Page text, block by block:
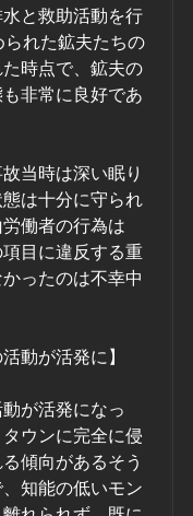
と救助活動を行
れた鉱夫たちの
時点で、鉱夫の
非常に良好であ
当時は深い眠り
は十分に守られ
働者の行為は
項目に違反する重
ったのは不幸中
動が活発に】
が活発になっ
ウンに完全に侵
傾向があるそう
知能の低いモン